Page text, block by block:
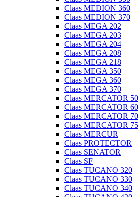
Claas MEDION 360
Claas MEDION 370
Claas MEGA 202
Claas MEGA 203
Claas MEGA 204
Claas MEGA 208
Claas MEGA 218
Claas MEGA 350
Claas MEGA 360
Claas MEGA 370
Claas MERCATOR 50
Claas MERCATOR 60
Claas MERCATOR 70
Claas MERCATOR 75
Claas MERCUR
Claas PROTECTOR
Claas SENATOR
Claas SF
Claas TUCANO 320
Claas TUCANO 330
Claas TUCANO 340